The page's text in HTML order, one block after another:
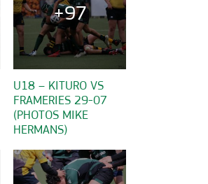
+97
U18 – KITURO VS
FRAMERIES 29-07
(PHOTOS MIKE
HERMANS)